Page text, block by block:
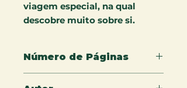
viagem especial, na qual
descobre muito sobre si.
Número de Páginas